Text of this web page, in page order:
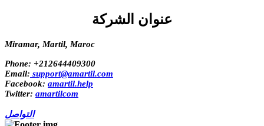
عنوان الشركة
Miramar, Martil, Maroc
Phone: +212644409300
Email: support@amartil.com
Facebook: amartil.help
Twitter: amartilcom
التواصل